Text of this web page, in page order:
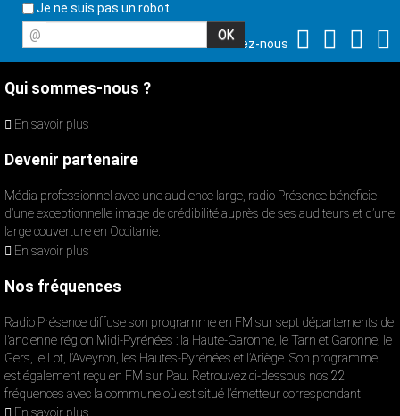
Je ne suis pas un robot
@
Suivez-nous
Qui sommes-nous ?
En savoir plus
Devenir partenaire
Média professionnel avec une audience large, radio Présence bénéficie
d’une exceptionnelle image de crédibilité auprès de ses auditeurs et d’une
large couverture en Occitanie.
En savoir plus
Nos fréquences
Radio Présence diffuse son programme en FM sur sept départements de
l’ancienne région Midi-Pyrénées : la Haute-Garonne, le Tarn et Garonne, le
Gers, le Lot, l’Aveyron, les Hautes-Pyrénées et l’Ariège. Son programme
est également reçu en FM sur Pau. Retrouvez ci-dessous nos 22
fréquences avec la commune où est situé l’émetteur correspondant.
En savoir plus